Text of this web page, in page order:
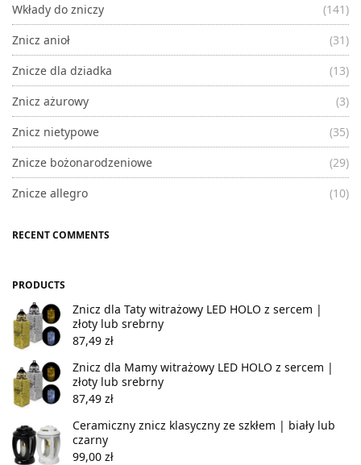
Wkłady do zniczy
(141)
Znicz anioł
(31)
Znicze dla dziadka
(13)
Znicz ażurowy
(3)
Znicz nietypowe
(35)
Znicze bożonarodzeniowe
(29)
Znicze allegro
(10)
RECENT COMMENTS
PRODUCTS
Znicz dla Taty witrażowy LED HOLO z sercem |
złoty lub srebrny
87,49 zł
Znicz dla Mamy witrażowy LED HOLO z sercem |
złoty lub srebrny
87,49 zł
Ceramiczny znicz klasyczny ze szkłem | biały lub
czarny
99,00 zł